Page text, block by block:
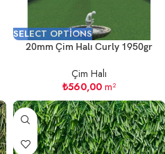
SELECT OPTIONS
20mm Çim Halı Curly 1950gr
Çim Halı
₺560,00 m²